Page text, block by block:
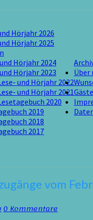
Hörjahr 2026
Hörjahr 2025
Hörjahr 2024
Hörjahr 2023
und Hörjahr 2022
und Hörjahr 2021
2020
2019
2018
2017
Über
vom
Kommentare
0 Kommentare